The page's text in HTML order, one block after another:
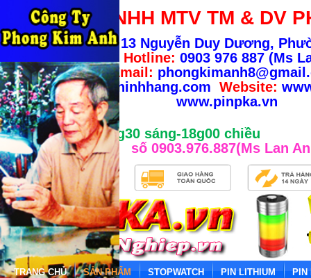
CÔNG TY TNHH MTV TM & DV
Địa chỉ: 13 Nguyễn Duy Dương,
Hotline: 0903 976 887 (Ms
Email:
info@banhangchinhhang.com Website:
www.pinpka.vn
Giờ làm việc từ 8g30 sáng-18g00 chiều
số 0903.976.887(Ms Lan
TRANG CHỦ SẢN PHẨM STOPWATCH PIN LITHIUM PIN